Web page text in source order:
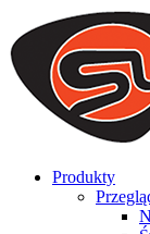
We use cookies to
on our website. By
that cookies are
to offer you a
you can disable
Produkty